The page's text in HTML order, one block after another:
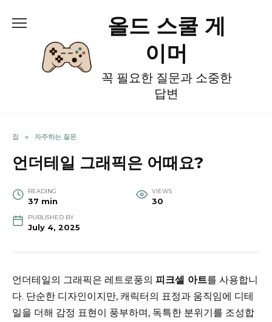
올드 스쿨 게
이머
꼭 필요한 질문과 소중한
답변
집 » 자주하는 질문
언더테일 그래픽은 어때요?
READING
37 min
VIEWS
30
PUBLISHED BY
July 4, 2025
언더테일의 그래픽은 레트로풍의 피크셀 아트를 사용합니
다. 단순한 디자인이지만, 캐릭터의 표정과 움직임에 디테
일을 더해 감정 표현이 풍부하며, 독특한 분위기를 조성합